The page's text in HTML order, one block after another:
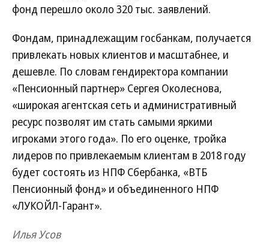
фонд перешло около 320 тыс. заявлений.
Фондам, принадлежащим госбанкам, получается
привлекать новых клиентов и масштабнее, и
дешевле. По словам гендиректора компании
«Пенсионный партнер» Сергея Околеснова,
«широкая агентская сеть и административный
ресурс позволят им стать самыми яркими
игроками этого года». По его оценке, тройка
лидеров по привлекаемым клиентам в 2018 году
будет состоять из НПФ Сбербанка, «ВТБ
Пенсионный фонд» и объединенного НПФ
«ЛУКОЙЛ-Гарант».
Илья Усов